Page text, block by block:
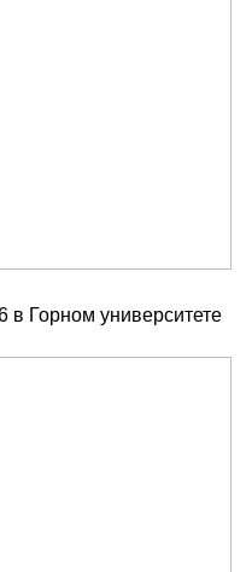
Горном университете